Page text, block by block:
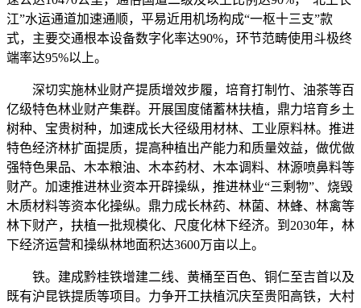
江”水运通道加速通顺，平易近用机场构成“一枢十三支”款
式，主要交通根本设备数字化率达90%，环节范畴使用斗极终
端率达95%以上。
深切实施林业财产提质增效步履，培育打制竹、油茶等百
亿级特色林业财产集群。开展国度储蓄林扶植，鼎力培育乡土
树种、宝贵树种，加速成长大径级用材林、工业原料林。推进
特色经济林扩面提质，提高种植出产能力和质量效益，做优做
强特色果品、木本粮油、木本药材、木本调料、林源喷鼻料等
财产。加速推进林业资本开辟操纵，推进林业“三剩物”、烧毁
木质材料等资本化操纵。鼎力成长林药、林菌、林蜂、林禽等
林下财产，扶植一批规模化、尺度化林下经济。到2030年，林
下经济运营和操纵林地面积达3600万亩以上。
铁。建成黔桂铁增建二线、黄桶至百色、铜仁至吉首以及
既有沪昆铁提质等项目。力争开工扶植沉庆至贵阳高铁，大村